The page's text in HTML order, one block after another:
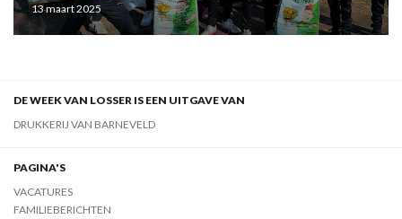
13 maart 2025
DE WEEK VAN LOSSER IS EEN UITGAVE VAN
DRUKKERIJ VAN BARNEVELD
PAGINA'S
VACATURES
FAMILIEBERICHTEN